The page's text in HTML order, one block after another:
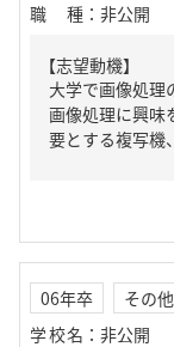
職種 ： 非公開
【志望動機】
大学で画像処理
画像処理に興味
要とする複写機
06年卒 その他
学校名 ： 非公開